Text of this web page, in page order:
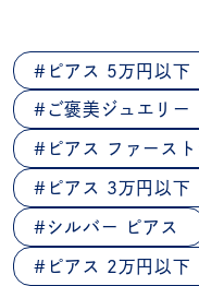
ピアス 5万円以下
ご褒美ジュエリー
ピアス ファース
ピアス 3万円以下
シルバー ピアス
ピアス 2万円以下